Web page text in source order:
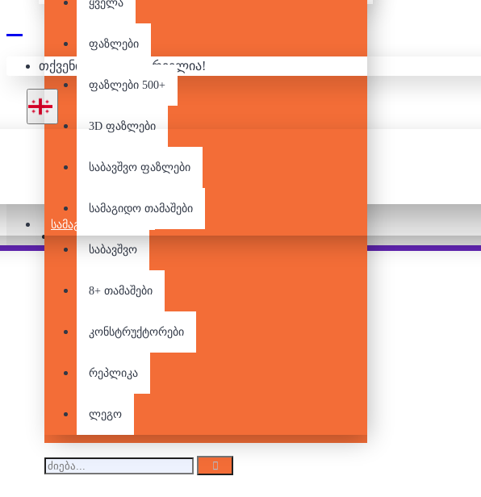
ᲡᲐᲛᲐᲒᲘᲓᲝ ᲗᲐᲛᲐᲨᲔᲑᲘ
ყველა
ფაზლები
ფაზლები 500+
3D ფაზლები
საბავშვო ფაზლები
სამაგიდო თამაშები
საბავშვო
8+ თამაშები
კონსტრუქტორები
რეპლიკა
ლეგო
თქვენი კალათა ცარიელია!
Pair it With People Also Bought